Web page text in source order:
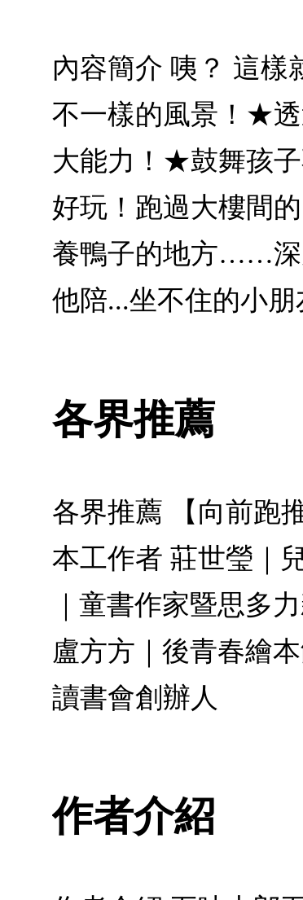
內容簡介 咦？ 這樣
不一樣的風景！★透
大能力！★鼓舞孩
好玩！跑過大樓間
養鴨子的地方……深
他陪...坐不住的小
各界推薦
各界推薦 【向前跑
本工作者 莊世瑩｜
｜童書作家暨思多
盧方方｜後青春繪
讀書會創辦人
作者介紹